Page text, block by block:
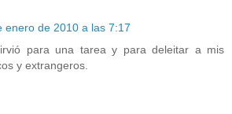
enero de 2010 a las 7:17
para una tarea y para deleitar a mis
y extrangeros.